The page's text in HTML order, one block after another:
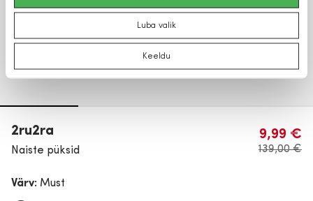
Luba valik
Keeldu
2ru2ra
Naiste püksid
9,99 €
139,00 €
Värv: Must